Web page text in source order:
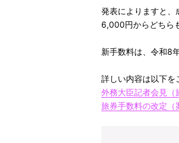
発表によりますと
6,000円からどちら
新手数料は、令和8
詳しい内容は以下を
外務大臣記者会見（
旅券手数料の改定